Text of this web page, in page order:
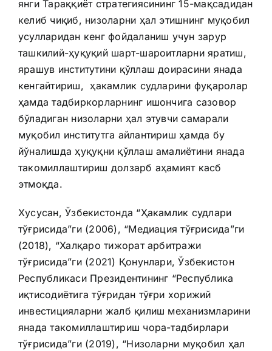
янги Тараққиёт стратегиясининг 15-мақсадидан
келиб чиқиб, низоларни ҳал этишнинг муқобил
усулларидан кенг фойдаланиш учун зарур
ташкилий-ҳуқуқий шарт-шароитларни яратиш,
ярашув институтини қўллаш доирасини янада
кенгайтириш, ҳакамлик судларини фуқаролар
ҳамда тадбиркорларнинг ишончига сазовор
бўладиган низоларни ҳал этувчи самарали
муқобил институтга айлантириш ҳамда бу
йўналишда ҳуқуқни қўллаш амалиётини янада
такомиллаштириш долзарб аҳамият касб
этмоқда.
Хусусан, Ўзбекистонда “Ҳакамлик судлари
тўғрисида”ги (2006), “Медиация тўғрисида”ги
(2018), “Халқаро тижорат арбитражи
тўғрисида”ги (2021) Қонунлари, Ўзбекистон
Республикаси Президентининг “Республика
иқтисодиётига тўғридан тўғри хорижий
инвестицияларни жалб қилиш механизмларини
янада такомиллаштириш чора-тадбирлари
тўғрисида”ги (2019), “Низоларни муқобил ҳал